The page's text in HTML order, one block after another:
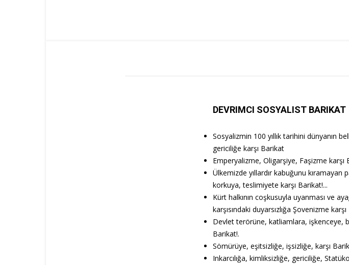
DEVRIMCI SOSYALIST BARIKAT
Sosyalizmin 100 yıllık tarihini dünyanın
gericiliğe karşı Barikat
Emperyalizme, Oligarşiye, Faşizme karşı
Ülkemizde yıllardır kabuğunu kıramayan
korkuya, teslimiyete karşı Barikat!...
Kürt halkının coşkusuyla uyanması ve
karşısındaki duyarsızlığa Şovenizme
Devlet terörüne, katliamlara, işkenceye,
Barikat!.
Sömürüye, eşitsizliğe, işsizliğe, karşı
Inkarcılığa, kimliksizliğe, gericiliğe,